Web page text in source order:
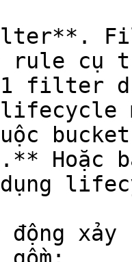
rule cụ
filter
Hoặc
dụng
động